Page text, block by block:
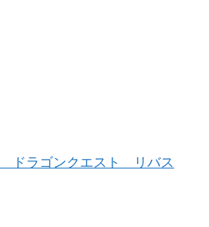
ドラゴンクエスト リバス